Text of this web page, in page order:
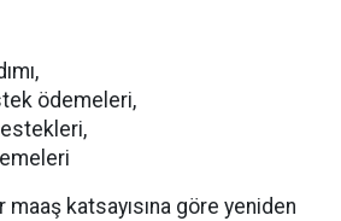
ödemeleri,
katsayısına göre yeniden